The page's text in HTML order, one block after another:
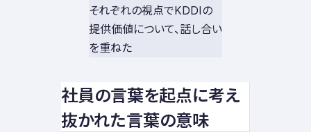
それぞれの視点でKDDIの
提供価値について、話し合い
を重ねた
社員の言葉を起点に考え
抜かれた言葉の意味